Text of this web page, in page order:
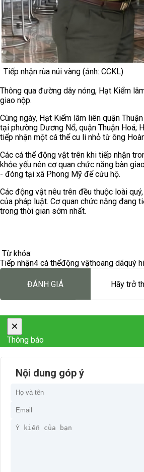
Tiếp nhận rùa núi vàng (ảnh: CCKL)
Thông qua đường dây nóng, Hạt Kiểm
giao nộp.
Cùng ngày, Hạt Kiểm lâm liên quận
tại phường Dương Nổ, quận Thuận Hoá;
tiếp nhận một cá thể cu li nhỏ từ ông
Các cá thể động vật trên khi tiếp nhận
khỏe yếu nên cơ quan chức năng bàn
- đóng tại xã Phong Mỹ để cứu hộ.
Các động vật nêu trên đều thuộc loài
của pháp luật. Cơ quan chức năng đang
trong thời gian sớm nhất.
Từ khóa:
Tiếp nhận4 cá thểđộng vậthoang dãquý
ĐÁNH GIÁ Hãy trở
×
Thông báo
Nội dung góp ý